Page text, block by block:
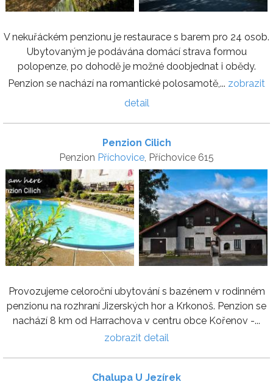
V nekuřáckém penzionu je restaurace s barem pro 24 osob.
Ubytovaným je podávána domácí strava formou
polopenze, po dohodě je možné doobjednat i obědy.
Penzion se nachází na romantické polosamotě,... zobrazit
detail
Penzion Cilich
Penzion Příchovice, Příchovice 615
Provozujeme celoroční ubytování s bazénem v rodinném
penzionu na rozhraní Jizerských hor a Krkonoš. Penzion se
nachází 8 km od Harrachova v centru obce Kořenov -...
zobrazit detail
Chalupa U Jezírek